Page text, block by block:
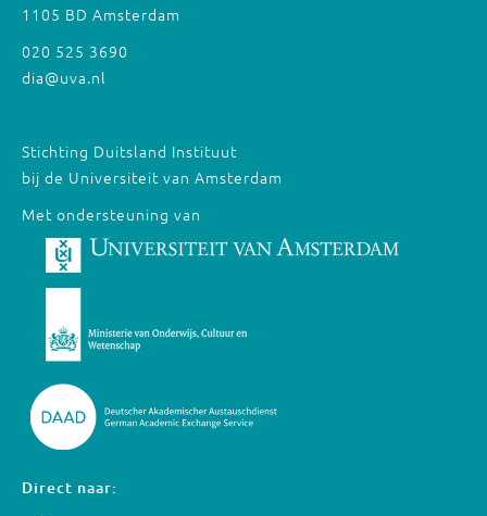
1105 BD Amsterdam
020 525 3690
dia@uva.nl
Stichting Duitsland Instituut
bij de Universiteit van Amsterdam
Met ondersteuning van
Direct naar: